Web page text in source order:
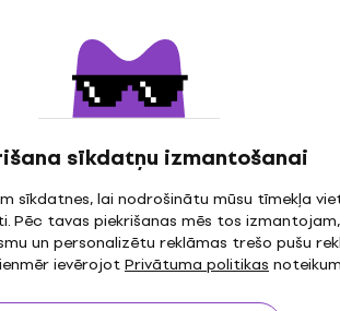
sīkdatņu izmantošanai
sīkdatnes, lai nodrošinātu mūsu tīmekļa
Pēc tavas piekrišanas mēs tos
un personalizētu reklāmas trešo pušu
ievērojotPrivātuma politikas
Bezmaksas piegādeno 299 €